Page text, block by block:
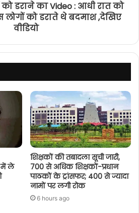
डराने का Video : आधी रात को
को डराते थे बदमाश ,देखिए
वीडियो
में ले
शिक्षकों की तबादला सूची जारी,
700 से अधिक शिक्षकों-प्रधान
पाठकों के ट्रांसफर; 400 से ज्यादा
नामों पर लगी रोक
6 hours ago